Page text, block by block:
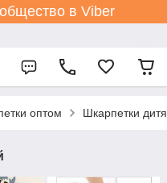
в Viber
оптом Шкарпетки